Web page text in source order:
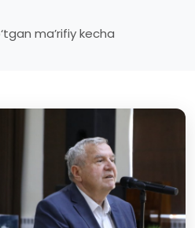
ma’rifiy kecha